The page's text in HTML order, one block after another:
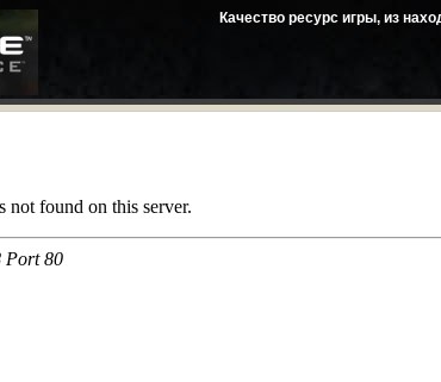
Качество ресурс игры, из